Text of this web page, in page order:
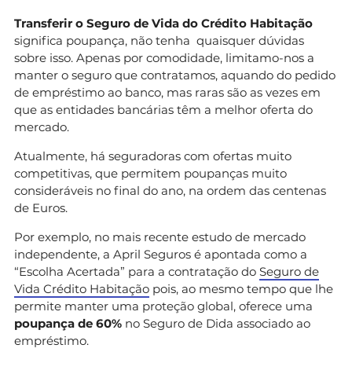
Transferir o Seguro de Vida do Crédito Habitação
significa poupança, não tenha quaisquer dúvidas
sobre isso. Apenas por comodidade, limitamo-nos a
manter o seguro que contratamos, aquando do pedido
de empréstimo ao banco, mas raras são as vezes em
que as entidades bancárias têm a melhor oferta do
mercado.
Atualmente, há seguradoras com ofertas muito
competitivas, que permitem poupanças muito
consideráveis no final do ano, na ordem das centenas
de Euros.
Por exemplo, no mais recente estudo de mercado
independente, a April Seguros é apontada como a
“Escolha Acertada” para a contratação do Seguro de
Vida Crédito Habitação pois, ao mesmo tempo que lhe
permite manter uma proteção global, oferece uma
poupança de 60% no Seguro de Dida associado ao
empréstimo.